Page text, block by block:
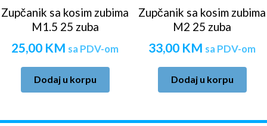
Zupčanik sa kosim zubima
M1.5 25 zuba
25,00 KM sa PDV-om
Dodaj u korpu
Zupčanik sa kosim zubima
M2 25 zuba
33,00 KM sa PDV-om
Dodaj u korpu